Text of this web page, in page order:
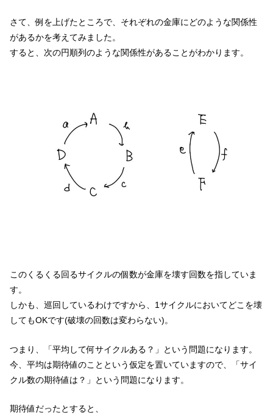
さて、例を上げたところで、それぞれの金庫にどのような関係性
があるかを考えてみました。
すると、次の円順列のような関係性があることがわかります。
このくるくる回るサイクルの個数が金庫を壊す回数を指していま
す。
しかも、巡回しているわけですから、1サイクルにおいてどこを壊
してもOKです(破壊の回数は変わらない)。
つまり、「平均して何サイクルある？」という問題になります。
今、平均は期待値のことという仮定を置いていますので、「サイ
クル数の期待値は？」という問題になります。
期待値だったとすると、